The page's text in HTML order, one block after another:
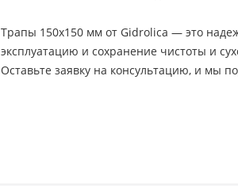
Трапы 150х150 мм от Gidrolica — это
эксплуатацию и сохранение чистоты и
Оставьте заявку на консультацию, и мы